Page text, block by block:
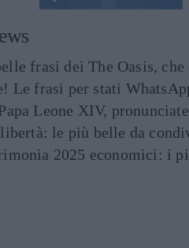
frasi dei The Oasis,
Le frasi per stati
Leone XIV,
le più belle da
2025 economici: i